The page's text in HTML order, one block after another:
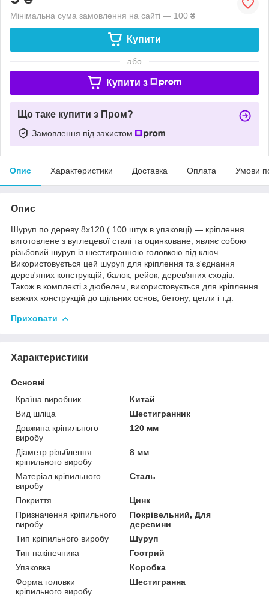
Мінімальна сума замовлення на сайті — 100 ₴
Купити
або
Купити з
Що таке купити з Пром?
Замовлення під захистом
Опис Характеристики Доставка Оплата Умови
Опис
Шуруп по дереву 8х120 ( 100 штук в упаковці) ― кріплення
виготовлене з вуглецевої сталі та оцинковане, являє собою
різьбовий шуруп із шестигранною головкою під ключ.
Використовується цей шуруп для кріплення та з'єднання
дерев'яних конструкцій, балок, рейок, дерев'яних сходів.
Також в комплекті з дюбелем, використовується для кріплення
важких конструкцій до щільних основ, бетону, цегли і т.д.
Приховати
Характеристики
Основні
Країна виробник
Китай
Вид шліца
Шестигранник
Довжина кріпильного
виробу
120 мм
Діаметр різьблення
кріпильного виробу
8 мм
Матеріал кріпильного
виробу
Сталь
Покриття
Цинк
Призначення кріпильного
виробу
Покрівельний, Для
деревини
Тип кріпильного виробу
Шуруп
Тип накінечника
Гострий
Упаковка
Коробка
Форма головки
кріпильного виробу
Шестигранна